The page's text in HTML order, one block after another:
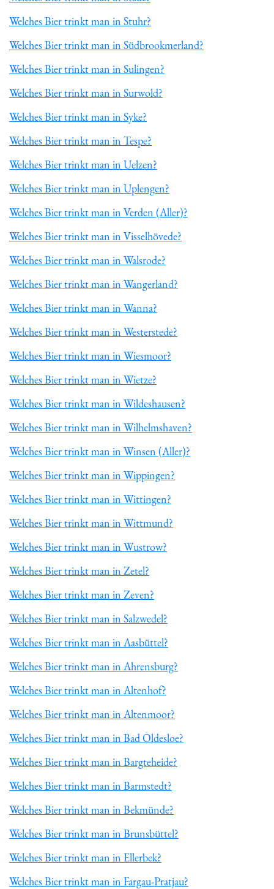
Welches Bier trinkt man in Stuhr?
Welches Bier trinkt man in Südbrookmerland?
Welches Bier trinkt man in Sulingen?
Welches Bier trinkt man in Surwold?
Welches Bier trinkt man in Syke?
Welches Bier trinkt man in Tespe?
Welches Bier trinkt man in Uelzen?
Welches Bier trinkt man in Uplengen?
Welches Bier trinkt man in Verden (Aller)?
Welches Bier trinkt man in Visselhövede?
Welches Bier trinkt man in Walsrode?
Welches Bier trinkt man in Wangerland?
Welches Bier trinkt man in Wanna?
Welches Bier trinkt man in Westerstede?
Welches Bier trinkt man in Wiesmoor?
Welches Bier trinkt man in Wietze?
Welches Bier trinkt man in Wildeshausen?
Welches Bier trinkt man in Wilhelmshaven?
Welches Bier trinkt man in Winsen (Aller)?
Welches Bier trinkt man in Wippingen?
Welches Bier trinkt man in Wittingen?
Welches Bier trinkt man in Wittmund?
Welches Bier trinkt man in Wustrow?
Welches Bier trinkt man in Zetel?
Welches Bier trinkt man in Zeven?
Welches Bier trinkt man in Salzwedel?
Welches Bier trinkt man in Aasbüttel?
Welches Bier trinkt man in Ahrensburg?
Welches Bier trinkt man in Altenhof?
Welches Bier trinkt man in Altenmoor?
Welches Bier trinkt man in Bad Oldesloe?
Welches Bier trinkt man in Bargteheide?
Welches Bier trinkt man in Barmstedt?
Welches Bier trinkt man in Bekmünde?
Welches Bier trinkt man in Brunsbüttel?
Welches Bier trinkt man in Ellerbek?
Welches Bier trinkt man in Fargau-Pratjau?